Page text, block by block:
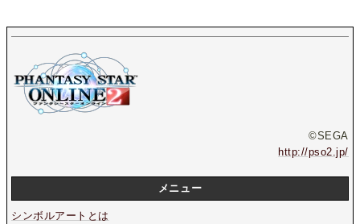
©SEGA
http://pso2.jp/
メニュー
シンボルアートとは